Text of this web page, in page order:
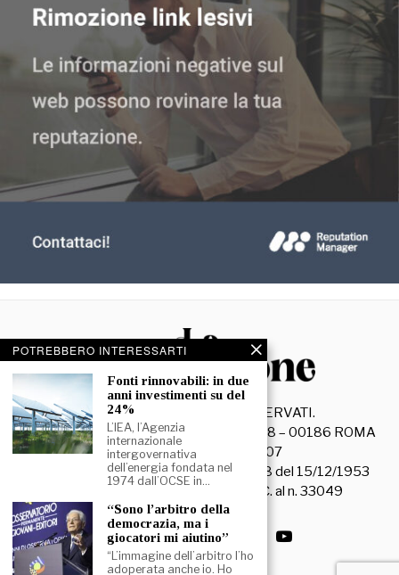
© 2026- TUTTI I DIRITTI RISERVATI.
La Discussione S.r.l. – Piazza Capranica, 78 – 00186 ROMA
C.F. e P. IVA 15045971007
Registrazione Tribunale di Roma n. 3628 del 15/12/1953
La società editrice è iscritta al R.O.C. al n. 33049
POTREBBERO INTERESSARTI
Fonti rinnovabili: in due
anni investimenti su del
24%
L’IEA, l’Agenzia
internazionale
intergovernativa
dell’energia fondata nel
1974 dall’OCSE in…
“Sono l’arbitro della
democrazia, ma i
giocatori mi aiutino”
“L’immagine dell’arbitro l’ho
adoperata anche io. Ho